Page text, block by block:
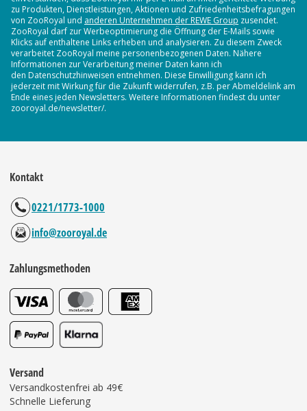
zu Produkten, Dienstleistungen, Aktionen und Zufriedenheitsbefragungen
von ZooRoyal und anderen Unternehmen der REWE Group zusendet.
ZooRoyal darf zur Werbeoptimierung die Öffnung der E-Mails sowie
Klicks auf enthaltene Links erheben und analysieren. Zu diesem Zweck
verarbeitet ZooRoyal meine personenbezogenen Daten. Nähere
Informationen zur Verarbeitung meiner Daten kann ich
den Datenschutzhinweisen entnehmen. Diese Einwilligung kann ich
jederzeit mit Wirkung für die Zukunft widerrufen, z.B. per Abmeldelink am
Ende eines jeden Newsletters. Weitere Informationen findest du unter
zooroyal.de/newsletter/.
Kontakt
0221/1773-1000
info@zooroyal.de
Zahlungsmethoden
Versand
Versandkostenfrei ab 49€
Schnelle Lieferung